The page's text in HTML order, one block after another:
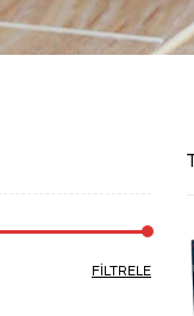
FILTRELE